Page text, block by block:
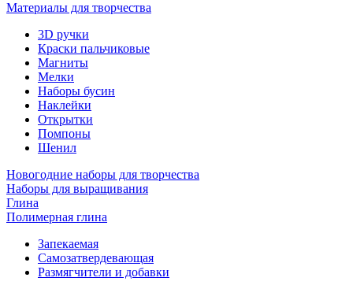
Материалы для творчества
3D ручки
Краски пальчиковые
Магниты
Мелки
Наборы бусин
Наклейки
Открытки
Помпоны
Шенил
Новогодние наборы для творчества
Наборы для выращивания
Глина
Полимерная глина
Запекаемая
Самозатвердевающая
Размягчители и добавки